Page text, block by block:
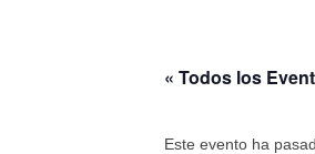
« Todos los
Este evento ha